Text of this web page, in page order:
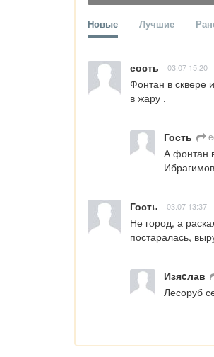
Новые Лучшие
еость 03.07 15:20
Фонтан в сквере
в жару .
Гость
А фонтан
Гость 03.07 13:37
Не город, а
постаралась,
Изяcлав
Лесоруб